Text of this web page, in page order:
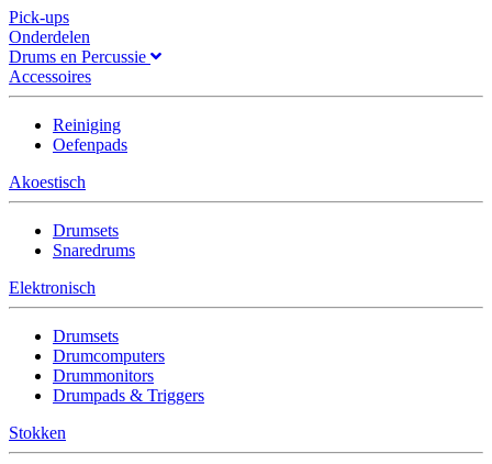
Pick-ups
Onderdelen
Drums en Percussie
Accessoires
Reiniging
Oefenpads
Akoestisch
Drumsets
Snaredrums
Elektronisch
Drumsets
Drumcomputers
Drummonitors
Drumpads & Triggers
Stokken